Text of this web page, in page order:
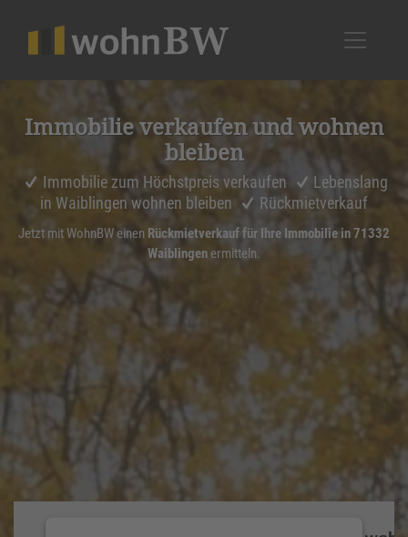
Immobilie verkaufen und wohnen
bleiben
Immobilie zum Höchstpreis verkaufen
Lebenslang
in Waiblingen wohnen bleiben
Rückmietverkauf
Jetzt mit WohnBW einen Rückmietverkauf für Ihre Immobilie in 71332
Waiblingen ermitteln.